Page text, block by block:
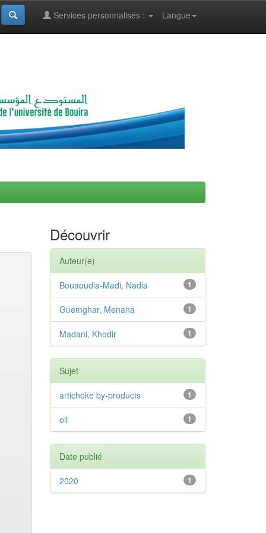
Langue
Services personnalisés :
Découvrir
Auteur(e)
1
Bouaoudia-Madi, Nadia
1
Guemghar, Menana
1
Madani, Khodir
Sujet
1
artichoke by-products
1
oil
Date publié
1
2020